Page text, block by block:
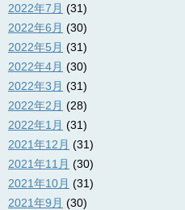
2022年7月 (31)
2022年6月 (30)
2022年5月 (31)
2022年4月 (30)
2022年3月 (31)
2022年2月 (28)
2022年1月 (31)
2021年12月 (31)
2021年11月 (30)
2021年10月 (31)
2021年9月 (30)